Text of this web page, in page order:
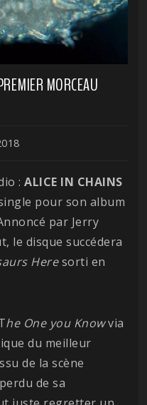
MORCEAU
: ALICE IN CHAINS
pour son album
par Jerry
le disque succédera
Heresorti en
he One you Knowvia
du meilleur
de la scène
de sa